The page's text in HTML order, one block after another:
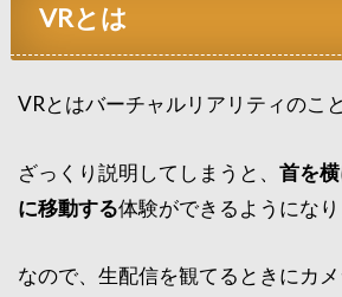
VRとは
VRとはバーチャルリアリティのこ
ざっくり説明してしまうと、首を
に移動する体験ができるようになり
なので、生配信を観てるときにカ